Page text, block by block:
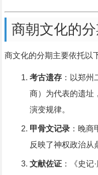
商朝文化的
商文化的分期主要依托以
考古遗存：以郑州
商）为代表的遗址
演变规律。
甲骨文记录：晚商
反映了神权政治从
文献佐证：《史记